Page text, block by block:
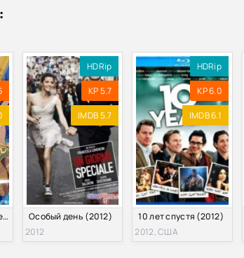
Может, я встречу тебя в подземелье? Меч Оратории / Цеплять девчонок в подземелье дурно: Оратория меча (2017)
HDRip
KP 5.7
IMDB 5.7
Особый день (2012)
2012
HDRip
KP 6.0
IMDB 6.1
10 лет спустя (2012)
2012, США